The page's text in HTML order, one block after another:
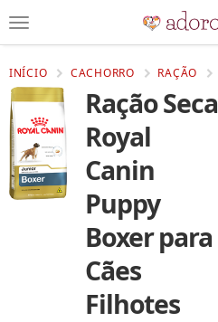
INÍCIO CACHORRO RAÇÃO
Ração Seca
Royal
Canin
Puppy
Boxer para
Cães
Filhotes